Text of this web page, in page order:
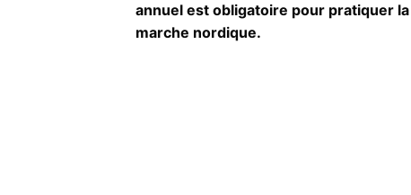
annuel est obligatoire pour pratiquer la
marche nordique.